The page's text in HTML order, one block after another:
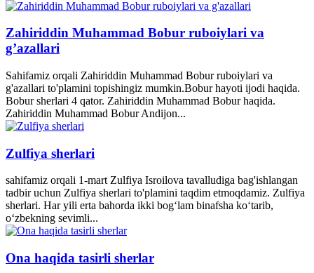
Zahiriddin Muhammad Bobur ruboiylari va
g’azallari
Sahifamiz orqali Zahiriddin Muhammad Bobur ruboiylari va
g'azallari to'plamini topishingiz mumkin.Bobur hayoti ijodi haqida.
Bobur sherlari 4 qator. Zahiriddin Muhammad Bobur haqida.
Zahiriddin Muhammad Bobur Andijon...
Zulfiya sherlari
sahifamiz orqali 1-mart Zulfiya Isroilova tavalludiga bag'ishlangan
tadbir uchun Zulfiya sherlari to'plamini taqdim etmoqdamiz. Zulfiya
sherlari. Har yili erta bahorda ikki bogʻlam binafsha koʻtarib,
oʻzbekning sevimli...
Ona haqida tasirli sherlar